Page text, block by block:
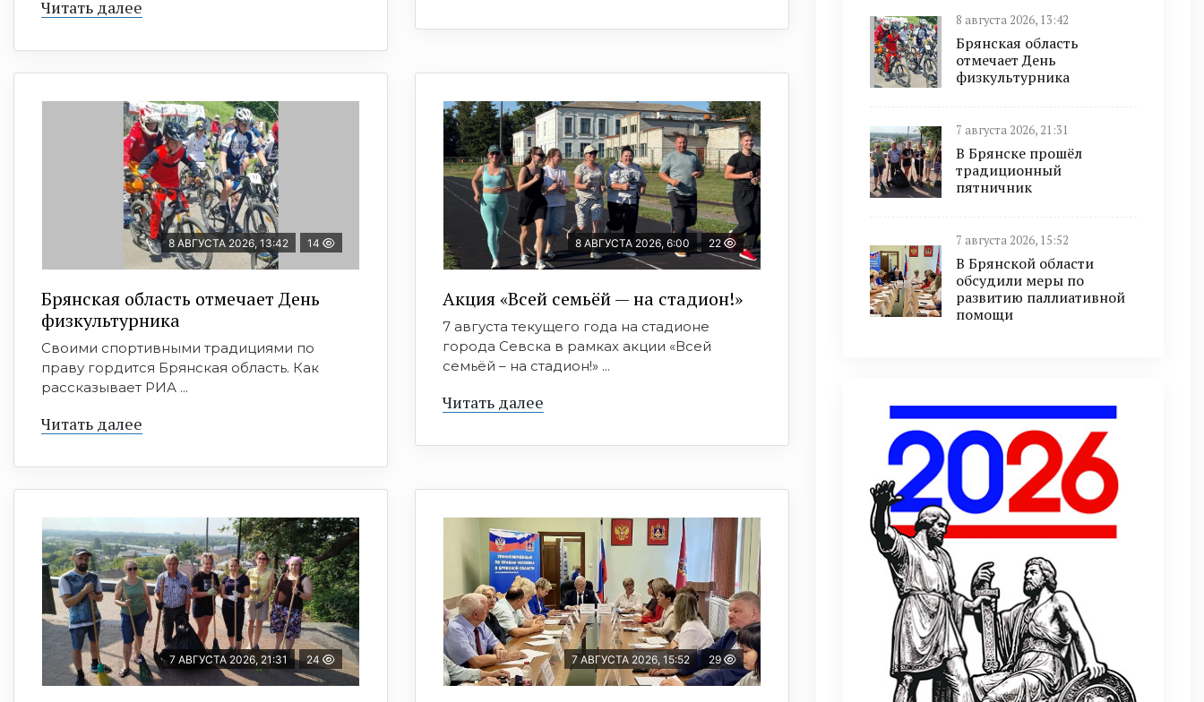
Читать далее
8 АВГУСТА 2026, 13:42 14
Брянская область отмечает День
физкультурника
Своими спортивными традициями по
праву гордится Брянская область. Как
рассказывает РИА ...
Читать далее
8 АВГУСТА 2026, 6:00 22
Акция «Всей семьёй — на стадион!»
7 августа текущего года на стадионе
города Севска в рамках акции «Всей
семьёй – на стадион!» ...
Читать далее
7 АВГУСТА 2026, 21:31 24 7 АВГУСТА 2026, 15:52 29
8 августа 2026, 13:42
Брянская область
отмечает День
физкультурника
7 августа 2026, 21:31
В Брянске прошёл
традиционный
пятничник
7 августа 2026, 15:52
В Брянской области
обсудили меры по
развитию паллиативной
помощи